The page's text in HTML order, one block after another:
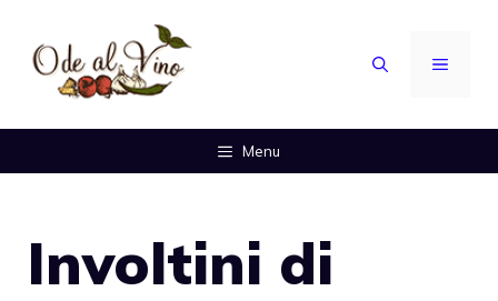
contenuto
MENU
Menu
Involtini di